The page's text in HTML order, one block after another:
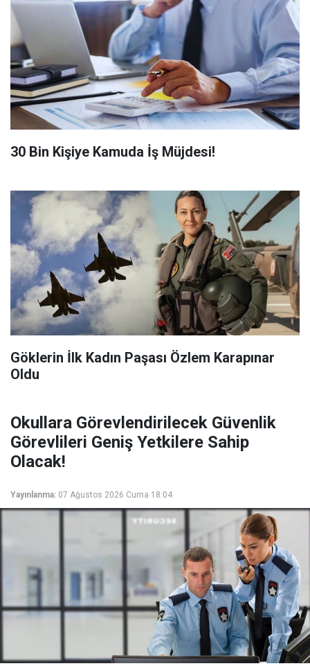
​30 Bin Kişiye Kamuda İş Müjdesi!
Göklerin İlk Kadın Paşası Özlem Karapınar
Oldu
Okullara Görevlendirilecek Güvenlik
Görevlileri Geniş Yetkilere Sahip
Olacak!
Yayınlanma: 07 Ağustos 2026 Cuma 18:04